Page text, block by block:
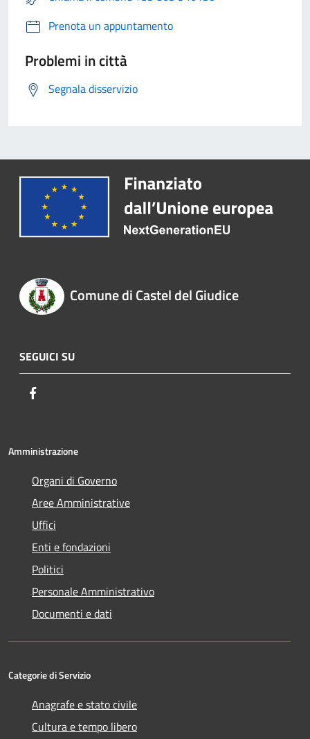
Prenota un appuntamento
Problemi in città
Segnala disservizio
Comune di Castel del Giudice
SEGUICI SU
Amministrazione
Organi di Governo
Aree Amministrative
Uffici
Enti e fondazioni
Politici
Personale Amministrativo
Documenti e dati
Categorie di Servizio
Anagrafe e stato civile
Cultura e tempo libero